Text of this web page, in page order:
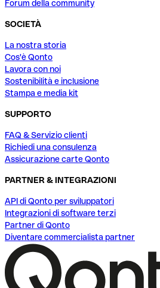
Forum della community
SOCIETÀ
La nostra storia
Cos'è Qonto
Lavora con noi
Sostenibilità e inclusione
Stampa e media kit
SUPPORTO
FAQ & Servizio clienti
Richiedi una consulenza
Assicurazione carte Qonto
PARTNER & INTEGRAZIONI
API di Qonto per sviluppatori
Integrazioni di software terzi
Partner di Qonto
Diventare commercialista partner